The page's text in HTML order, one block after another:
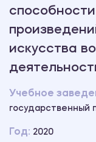
искусства
Учебное
государственный
Год: 2020